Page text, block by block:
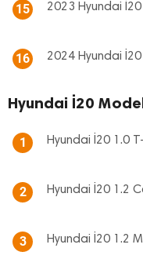
15 2023 Hyundai İ20
16 2024 Hyundai İ20
Hyundai İ20
1 Hyundai İ20 1.0
2 Hyundai İ20 1.2
3 Hyundai İ20 1.2